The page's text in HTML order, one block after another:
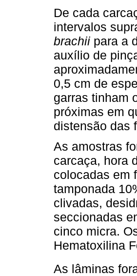
De cada
intervalos
brachii para a
auxílio de
0,5 cm de
garras tinham
próximas em
distensão das
As amostras
carcaça, hora
colocadas em
tamponada
clivadas,
seccionadas
cinco micra.
Hematoxilina
As lâminas